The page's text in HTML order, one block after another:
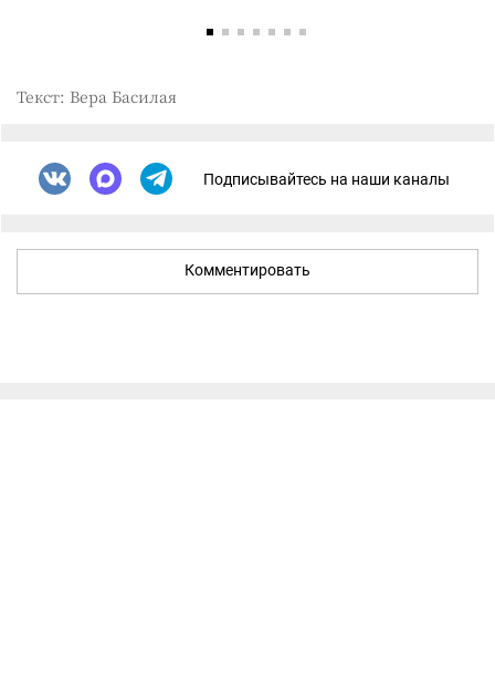
Текст: Вера Басилая
Подписывайтесь на наши каналы
Комментировать